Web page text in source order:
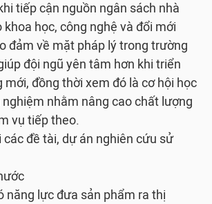
tiếp cận nguồn ngân sách nhà
học, công nghệ và đổi mới
đảm về mặt pháp lý trong trường
đội ngũ yên tâm hơn khi triển
mới, đồng thời xem đó là cơ hội học
nghiệm nhằm nâng cao chất lượng
vụ tiếp theo.
các đề tài, dự án nghiên cứu sử
năng lực đưa sản phẩm ra thị